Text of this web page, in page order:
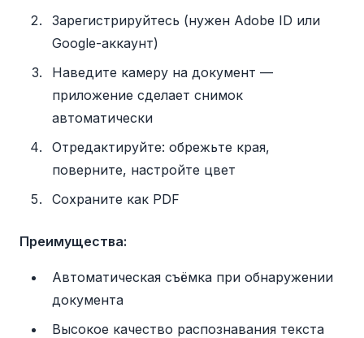
Зарегистрируйтесь (нужен Adobe ID или
Google-аккаунт)
Наведите камеру на документ —
приложение сделает снимок
автоматически
Отредактируйте: обрежьте края,
поверните, настройте цвет
Сохраните как PDF
Преимущества:
Автоматическая съёмка при обнаружении
документа
Высокое качество распознавания текста